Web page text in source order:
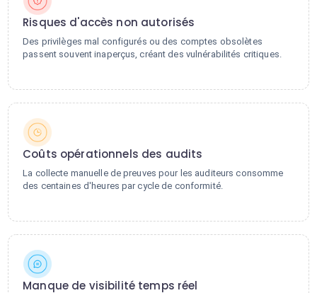
Risques d'accès non autorisés
Des privilèges mal configurés ou des comptes obsolètes
passent souvent inaperçus, créant des vulnérabilités critiques.
Coûts opérationnels des audits
La collecte manuelle de preuves pour les auditeurs consomme
des centaines d'heures par cycle de conformité.
Manque de visibilité temps réel